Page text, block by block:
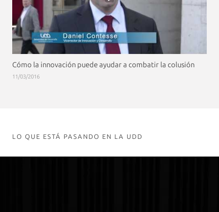
Cómo la innovación puede ayudar a combatir la colusión
11/03/2016
LO QUE ESTÁ PASANDO EN LA UDD